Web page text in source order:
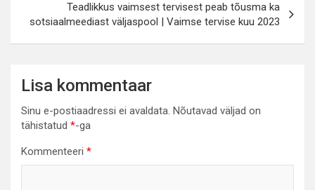
Teadlikkus vaimsest tervisest peab tõusma ka
sotsiaalmeediast väljaspool | Vaimse tervise kuu 2023
Lisa kommentaar
Sinu e-postiaadressi ei avaldata. Nõutavad väljad on
tähistatud *-ga
Kommenteeri *